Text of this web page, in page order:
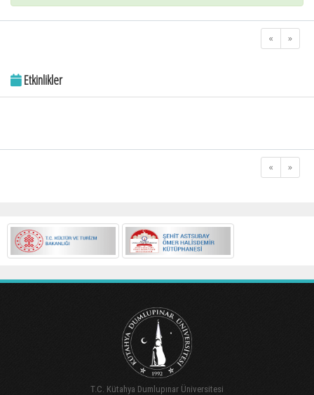
« »
Etkinlikler
« »
T.C. Kütahya Dumlupınar Üniversitesi